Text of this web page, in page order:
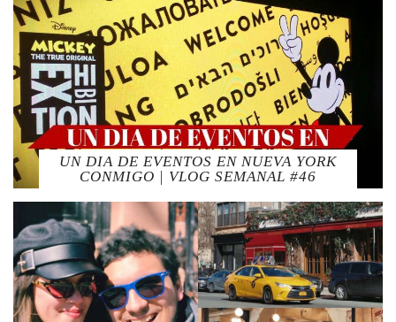
UN DIA DE EVENTOS EN NUEVA YORK
CONMIGO | VLOG SEMANAL #46